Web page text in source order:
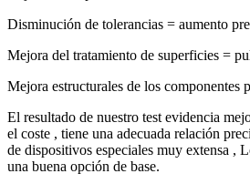
Disminución de tolerancias = aumento
Mejora del tratamiento de superficies =
Mejora estructurales de los componentes
El resultado de nuestro test evidencia
el coste , tiene una adecuada relación
de dispositivos especiales muy extensa ,
una buena opción de base.